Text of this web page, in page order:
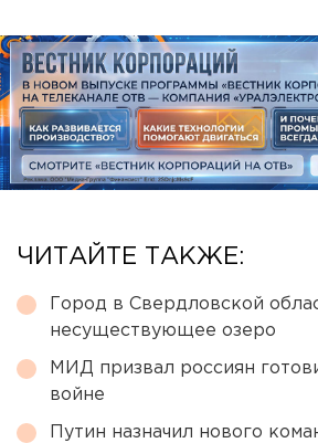
ЧИТАЙТЕ ТАКЖЕ:
Город в Свердловской
несуществующее озеро
МИД призвал россиян
войне
Путин назначил нового